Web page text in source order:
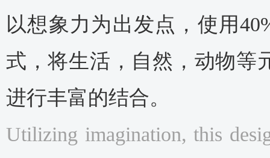
以想象力为出发点，使用
式，将生活，自然，动物等
进行丰富的结合。
Utilizing imagination, this